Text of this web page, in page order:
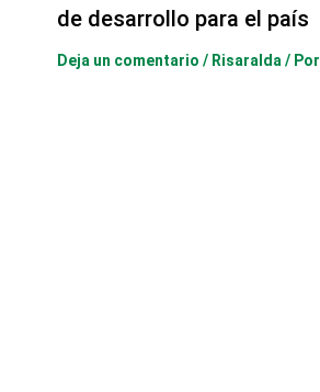
de desarrollo para el país
Deja un comentario / Risaralda / Por